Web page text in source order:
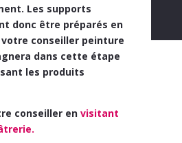
Les supports
donc être préparés en
votre conseiller peinture
dans cette étape
les produits
conseiller en visitant